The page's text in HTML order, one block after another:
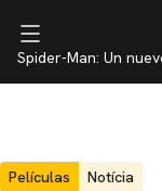
Spider-Man: Un
Películas Notícia